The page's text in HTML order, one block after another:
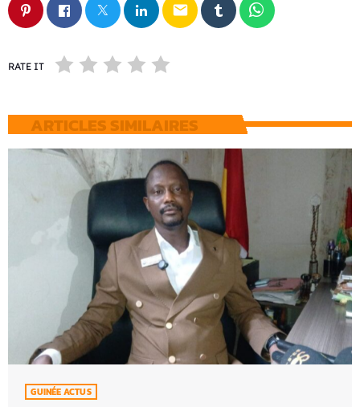
email
RATE IT
ARTICLES SIMILAIRES
GUINÉE ACTUS